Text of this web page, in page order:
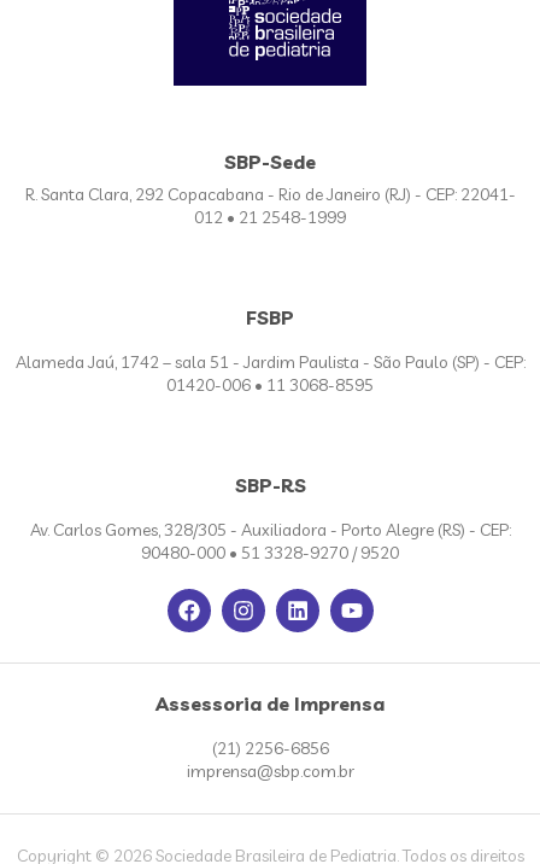
SBP-Sede
R. Santa Clara, 292 Copacabana - Rio de Janeiro (RJ) - CEP: 22041-
012 • 21 2548-1999
FSBP
Alameda Jaú, 1742 – sala 51 - Jardim Paulista - São Paulo (SP) - CEP:
01420-006 • 11 3068-8595
SBP-RS
Av. Carlos Gomes, 328/305 - Auxiliadora - Porto Alegre (RS) - CEP:
90480-000 • 51 3328-9270 / 9520
Assessoria de Imprensa
(21) 2256-6856
imprensa@sbp.com.br
Copyright © 2026 Sociedade Brasileira de Pediatria. Todos os direitos